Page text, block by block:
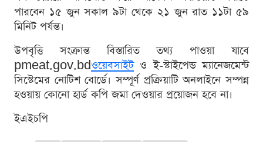
পারবেন ১৫ জুন সকাল ৯টা থেকে ২১ জুন রাত ১১টা ৫৯
মিনিট পর্যন্ত।
উপবৃত্তি সংক্রান্ত বিস্তারিত তথ্য পাওয়া যাবে
pmeat.gov.bdওয়েবসাইটও ই-স্টাইপেন্ড ম্যানেজমেন্ট
সিস্টেমের নোটিশ বোর্ডে। সম্পূর্ণ প্রক্রিয়াটি অনলাইনে সম্পন্ন
হওয়ায় কোনো হার্ড কপি জমা দেওয়ার প্রয়োজন হবে না।
ইএইচপি